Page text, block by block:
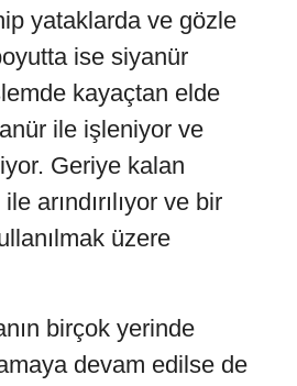
yataklarda ve gözle
ise siyanür
kayaçtan elde
ile işleniyor ve
Geriye kalan
arındırılıyor ve bir
üzere
birçok yerinde
devam edilse de